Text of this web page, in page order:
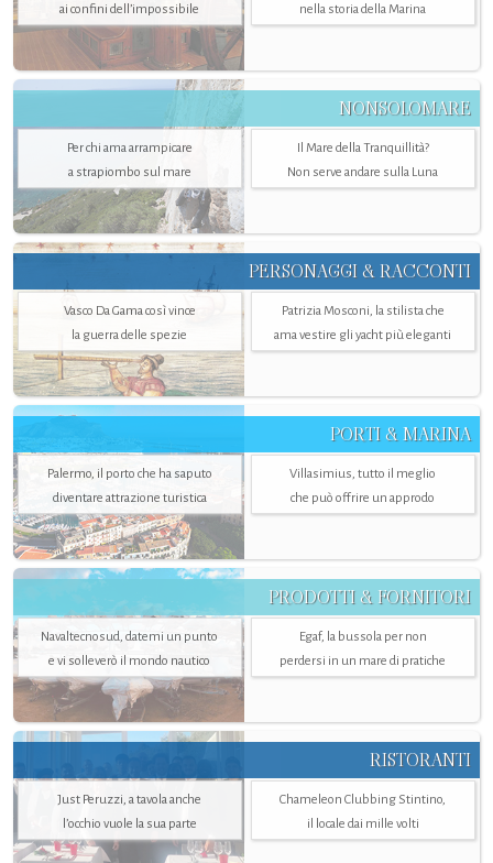
ai confini dell’impossibile
nella storia della Marina
NONSOLOMARE
Per chi ama arrampicare
a strapiombo sul mare
Il Mare della Tranquillità?
Non serve andare sulla Luna
PERSONAGGI & RACCONTI
Vasco Da Gama così vince
la guerra delle spezie
Patrizia Mosconi, la stilista che
ama vestire gli yacht più eleganti
PORTI & MARINA
Palermo, il porto che ha saputo
diventare attrazione turistica
Villasimius, tutto il meglio
che può offrire un approdo
PRODOTTI & FORNITORI
Navaltecnosud, datemi un punto
e vi solleverò il mondo nautico
Egaf, la bussola per non
perdersi in un mare di pratiche
RISTORANTI
Just Peruzzi, a tavola anche
l’occhio vuole la sua parte
Chameleon Clubbing Stintino,
il locale dai mille volti